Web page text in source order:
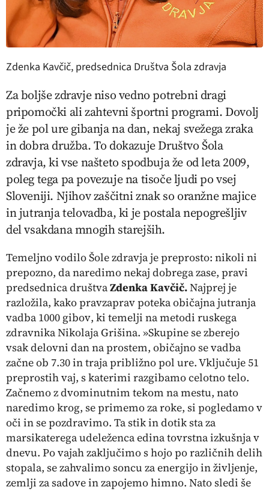
Zdenka Kavčič, predsednica Društva Šola zdravja
Za boljše zdravje niso vedno potrebni dragi
pripomočki ali zahtevni športni programi. Dovolj
je že pol ure gibanja na dan, nekaj svežega zraka
in dobra družba. To dokazuje Društvo Šola
zdravja, ki vse našteto spodbuja že od leta 2009,
poleg tega pa povezuje na tisoče ljudi po vsej
Sloveniji. Njihov zaščitni znak so oranžne majice
in jutranja telovadba, ki je postala nepogrešljiv
del vsakdana mnogih starejših.
Temeljno vodilo Šole zdravja je preprosto: nikoli ni
prepozno, da naredimo nekaj dobrega zase, pravi
predsednica društvaZdenka Kavčič.Najprej je
razložila, kako pravzaprav poteka običajna jutranja
vadba 1000 gibov, ki temelji na metodi ruskega
zdravnika Nikolaja Grišina. »Skupine se zberejo
vsak delovni dan na prostem, običajno se vadba
začne ob 7.30 in traja približno pol ure. Vključuje 51
preprostih vaj, s katerimi razgibamo celotno telo.
Začnemo z dvominutnim tekom na mestu, nato
naredimo krog, se primemo za roke, si pogledamo v
oči in se pozdravimo. Ta stik in dotik sta za
marsikaterega udeleženca edina tovrstna izkušnja v
dnevu. Po vajah zaključimo s hojo po različnih delih
stopala, se zahvalimo soncu za energijo in življenje,
zemlji za sadove in zapojemo himno. Nato sledi še